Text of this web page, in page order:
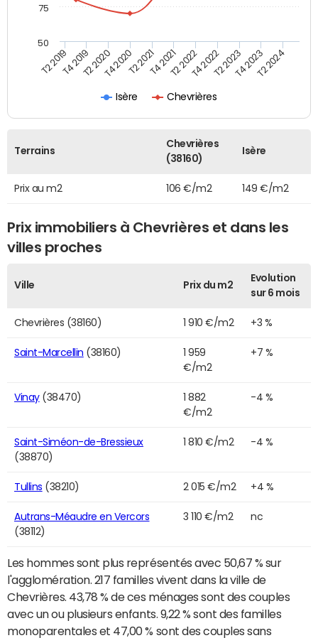
Isère Chevrières
T2 2019T4 2019T2 2020T4 2020T2 2021T4 2021T2 2022T4 2022T2 2023T4 2023T2 2024
50
75
Terrains
Chevrières
(38160)
Isère
Prix au m2 106 €/m2 149 €/m2
Prix immobiliers à Chevrières et dans les
villes proches
Ville Prix du m2
Evolution
sur 6 mois
Chevrières (38160) 1 910 €/m2 +3 %
Saint-Marcellin (38160)
1 959
€/m2
+7 %
Vinay(38470)
1 882
€/m2
-4 %
Saint-Siméon-de-Bressieux
(38870)
1 810 €/m2 -4 %
Tullins (38210) 2 015 €/m2 +4 %
Autrans-Méaudre en Vercors
(38112)
3 110 €/m2 nc
Les hommes sont plus représentés avec 50,67 % sur
l'agglomération. 217 familles vivent dans la ville de
Chevrières. 43,78 % de ces ménages sont des couples
avec un ou plusieurs enfants. 9,22 % sont des familles
monoparentales et 47,00 % sont des couples sans